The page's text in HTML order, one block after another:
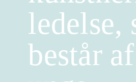
ledelse,
består af